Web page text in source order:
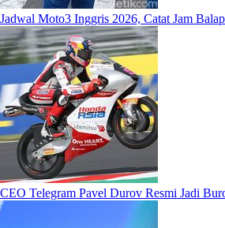
Jadwal Moto3 Inggris 2026, Catat Jam
CEO Telegram Pavel Durov Resmi Jadi